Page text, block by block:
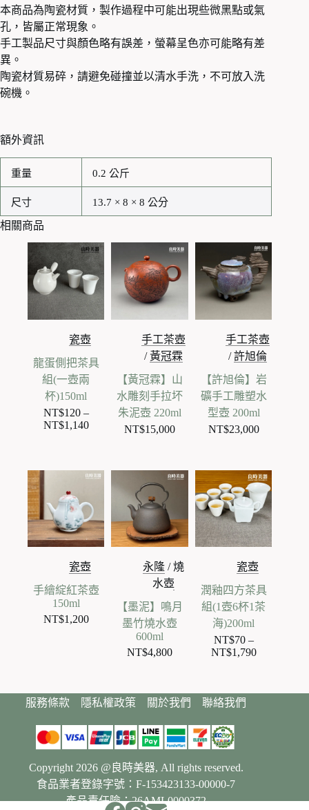
本商品為陶瓷材質，製作過程中可能出現些微黑點或氣
孔，皆屬正常現象。
手工製品尺寸與顏色略有誤差，螢幕呈色亦可能略有差
異。
陶瓷材質易碎，請避免碰撞並以清水手洗，不可放入洗
碗機。
額外資訊
重量 0.2 公斤
尺寸 13.7 × 8 × 8 公分
相關商品
瓷壺
龍蛋側把茶具
組(一壺兩
杯)150ml
NT$120 –
NT$1,140價
圍：
到
NT$1,140
手工茶壺
/ 黃冠霖
【黃冠霖】山
水雕刻手拉坏
朱泥壺 220ml
NT$15,000
手工茶壺
/許旭倫
【許旭倫】岩
礦手工雕塑水
型壺 200ml
NT$23,000
瓷壺
手繪綻紅茶壺
150ml
NT$1,200
永隆 /燒
水壺
【墨泥】鳴月
墨竹燒水壺
600ml
NT$4,800
瓷壺
潤釉四方茶具
組(1壺6杯1茶
海)200ml
NT$70 –
NT$1,790價
服務條款 隱私權政策 關於我們 聯絡我們
Copyright 2026 @良時美器, All rights reserved.
食品業者登錄字號：F-153423133-00000-7
產品責任險：26AML0000372